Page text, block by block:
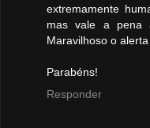
extremamente
mas vale a pena
Maravilhoso o alerta
Parabéns!
Responder